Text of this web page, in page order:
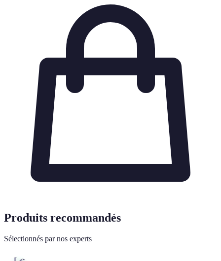
Produits recommandés
Sélectionnés par nos experts